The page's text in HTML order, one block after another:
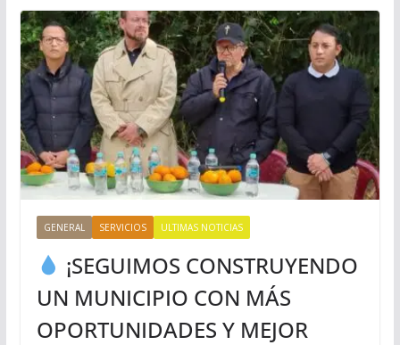
GENERAL SERVICIOS ULTIMAS NOTICIAS
¡SEGUIMOS CONSTRUYENDO
UN MUNICIPIO CON MÁS
OPORTUNIDADES Y MEJOR